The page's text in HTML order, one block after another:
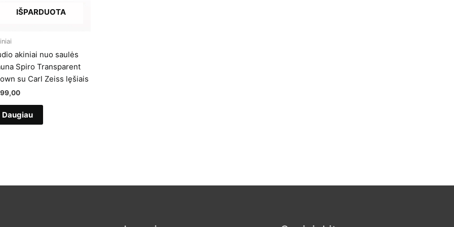
IŠPARDUOTA
akiniai nuo saulės
Spiro Transparent
su Carl Zeiss lęšiais
Daugiau